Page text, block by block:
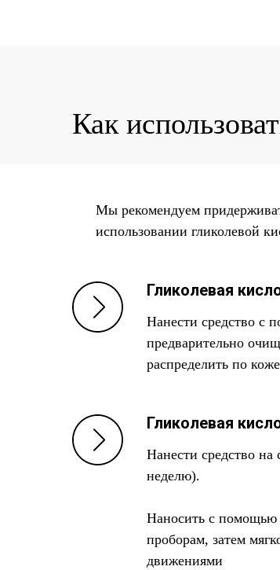
Как
Мы рекомендуем
использовании гликолевой
Гликолевая
Нанести средство с
предварительно
распределить по коже
Гликолевая
Нанести средство
неделю).
Наносить с помощью
проборам, затем
движениями